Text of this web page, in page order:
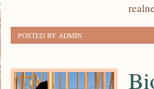
POSTED BY ADMIN